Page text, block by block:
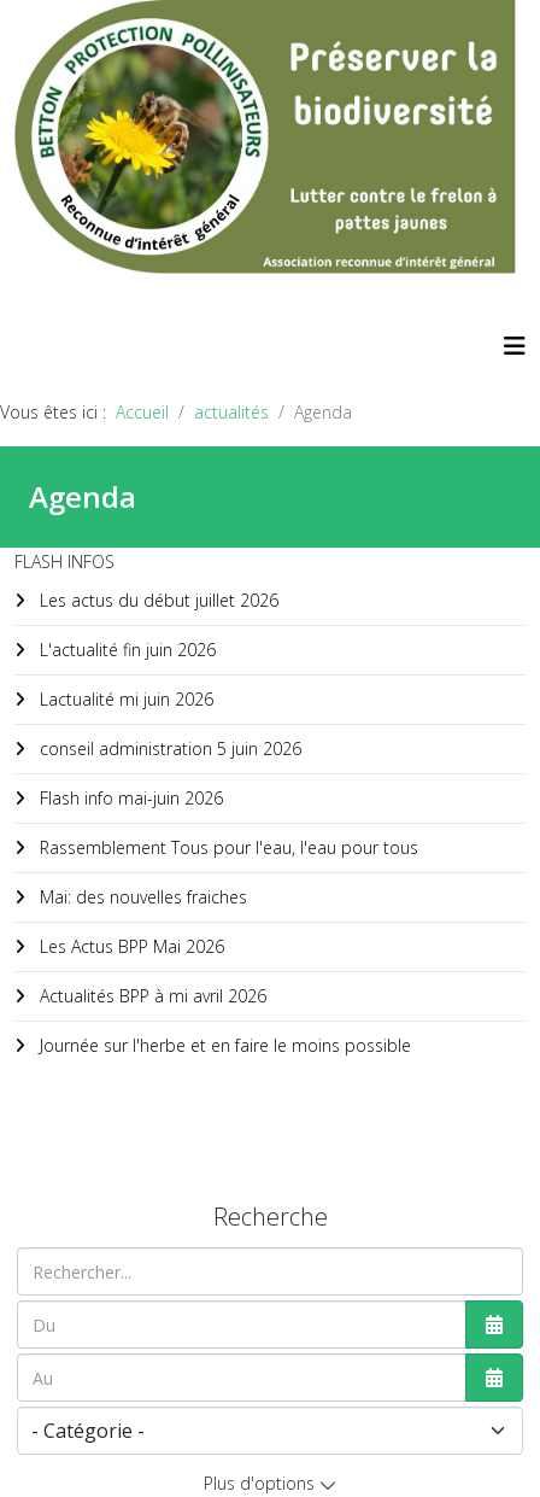
Vous êtes ici : Accueil actualités Agenda
Agenda
FLASH INFOS
Les actus du début juillet 2026
L'actualité fin juin 2026
Lactualité mi juin 2026
conseil administration 5 juin 2026
Flash info mai-juin 2026
Rassemblement Tous pour l'eau, l'eau pour tous
Mai: des nouvelles fraiches
Les Actus BPP Mai 2026
Actualités BPP à mi avril 2026
Journée sur l'herbe et en faire le moins possible
Recherche
Rechercher...
Plus d'options